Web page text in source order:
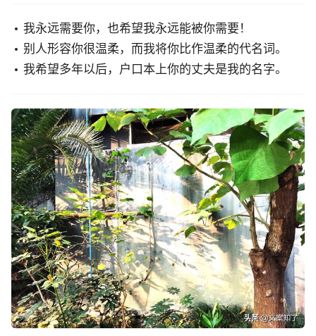
我永远需要你，也希望我永远能被你需要！
别人形容你很温柔，而我将你比作温柔的代名词。
我希望多年以后，户口本上你的丈夫是我的名字。